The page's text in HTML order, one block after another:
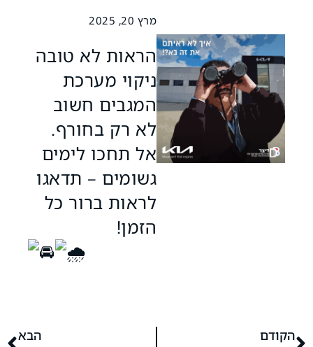
מרץ 20, 2025
הראות לא טובה
ניקוי מערכת
המגבים חשוב
לא רק בחורף.
אל תחכו לימים
גשומים – תדאגו
לראות ברור כל
הזמן!
הקודם
הבא